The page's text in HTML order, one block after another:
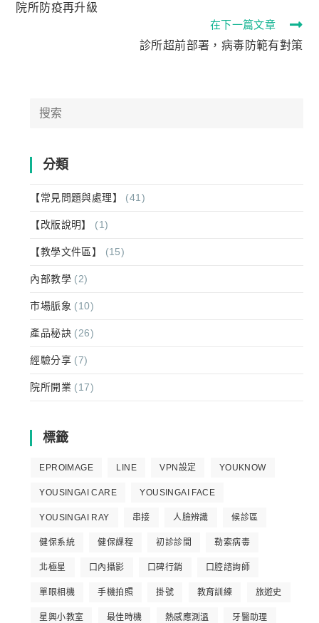
院所防疫再升級
在下一篇文章
診所超前部署，病毒防範有對策
分類
【常見問題與處理】 (41)
【改版說明】 (1)
【教學文件區】 (15)
內部教學 (2)
市場脈象 (10)
產品秘訣 (26)
經驗分享 (7)
院所開業 (17)
標籤
EPROIMAGE LINE VPN設定 YOUKNOW
YOUSINGAI CARE YOUSINGAI FACE
YOUSINGAI RAY 串接 人臉辨識 候診區
健保系統 健保課程 初診診間 勒索病毒
北極星 口內攝影 口碑行銷 口腔諮詢師
單眼相機 手機拍照 掛號 教育訓練 旅遊史
星興小教室 最佳時機 熱感應測溫 牙醫助理